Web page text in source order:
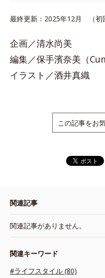
最終更新：2025年12月 （初
企画／清水尚美
編集／保手濱奈美（
イラスト／酒井真織
この記事をお
関連記事
関連記事がありません。
関連キーワード
#ライフスタイル (80)